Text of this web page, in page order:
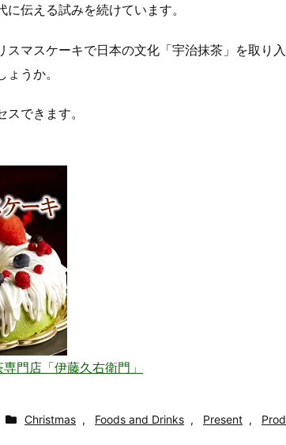
伝える試みを続けています。
マスケーキで日本の文化「宇治抹茶」を取り
うか。
できます。
門店「伊藤久右衛門」
Christmas , Foods and Drinks , Present ,